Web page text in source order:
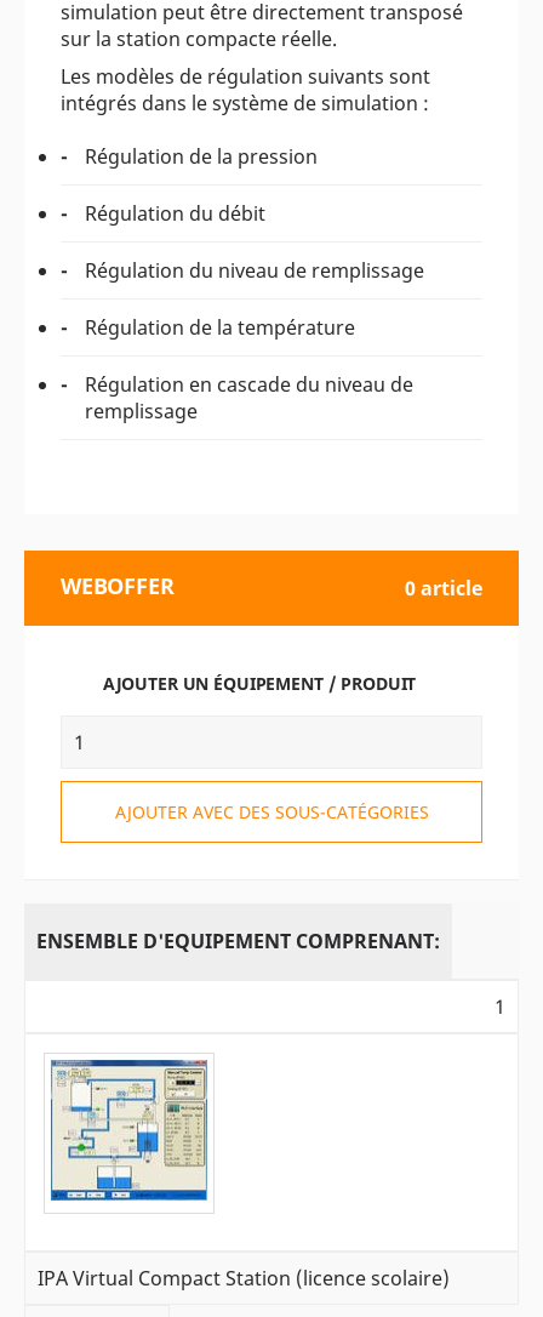
simulation peut être directement transposé
sur la station compacte réelle.
Les modèles de régulation suivants sont
intégrés dans le système de simulation :
Régulation de la pression
Régulation du débit
Régulation du niveau de remplissage
Régulation de la température
Régulation en cascade du niveau de
remplissage
WEBOFFER 0 article
AJOUTER UN ÉQUIPEMENT / PRODUIT
AJOUTER AVEC DES SOUS-CATÉGORIES
ENSEMBLE D'EQUIPEMENT COMPRENANT:
1
IPA Virtual Compact Station (licence scolaire)